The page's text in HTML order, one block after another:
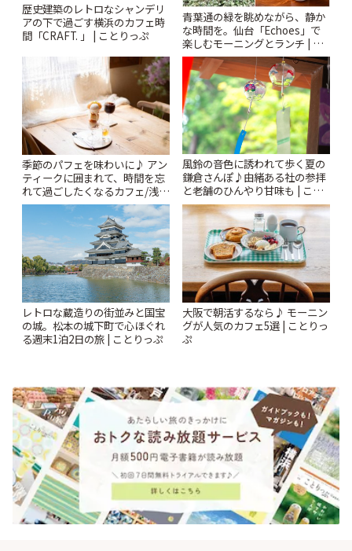
歴史建築のレトロなシャンデリ
アの下で過ごす横浜のカフェ時
間「CRAFT. 」 | ことりっぷ
青葉通の緑を眺めながら、静か
な時間を。仙台「Echoes」で
楽しむモーニングとランチ | こ
とりっぷ
季節のパフェを味わいに♪ アン
ティークに囲まれて、時間を忘
れて過ごしたくなるカフェ/浅草
「annorum cafe」 | ことりっぷ
風鈴の音色に誘われて歩く夏の
鎌倉さんぽ♪由緒ある社の参拝
と老舗のひんやり甘味も | こと
りっぷ
レトロな蔵造りの街並みと国宝
の城。松本の城下町で心ほぐれ
る週末1泊2日の旅 | ことりっぷ
大阪で朝活するなら♪ モーニン
グが人気のカフェ5選 | ことりっ
ぷ